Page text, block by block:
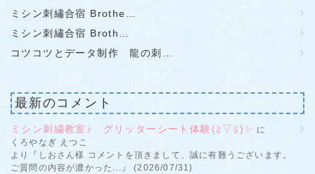
ミシン刺繡合宿 Brothe…
ミシン刺繡合宿 Broth…
コツコツとデータ制作 龍の刺…
最新のコメント
ミシン刺繍教室♪ グリッターシート体験(≧▽≦)✨ に
くろやなぎ えつこ
より『しおさん様 コメントを頂きまして、誠に有難うございます。
ご質問の内容が濃かった...』 (2026/07/31)